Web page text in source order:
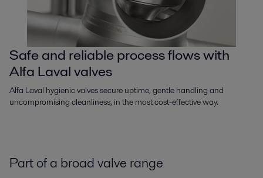
Safe and reliable process flows with
Alfa Laval valves
Alfa Laval hygienic valves secure uptime, gentle handling and
uncompromising cleanliness, in the most cost-effective way.
Part of a broad valve range